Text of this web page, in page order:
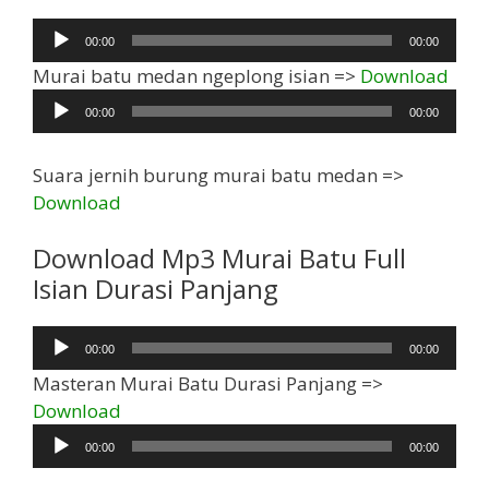
Pemutar
Audio
00:00 00:00
Murai batu medan ngeplong isian => Download
00:00 00:00
Suara jernih burung murai batu medan =>
Download
Download Mp3 Murai Batu Full
Isian Durasi Panjang
Pemutar
Audio
00:00 00:00
Masteran Murai Batu Durasi Panjang =>
Download
Audio
00:00 00:00